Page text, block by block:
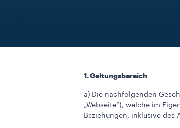
1. Geltungsbereich
a) Die nachfolgenden
„Webseite“), welche im
Beziehungen, inklusive des